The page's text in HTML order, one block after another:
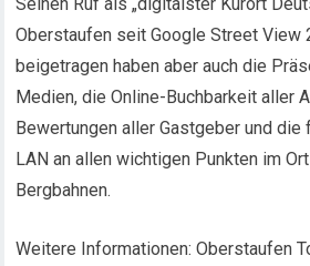
Oberstaufen seit Google Street View
beigetragen haben aber auch die
Medien, die Online-Buchbarkeit aller
Bewertungen aller Gastgeber und die
LAN an allen wichtigen Punkten im
Bergbahnen.
Weitere Informationen: Oberstaufen